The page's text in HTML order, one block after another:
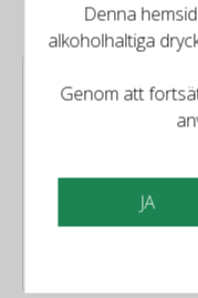
Tilo 2016
Typ:Rött vin från
Denna
alkoholhaltiga
Genom att
JA